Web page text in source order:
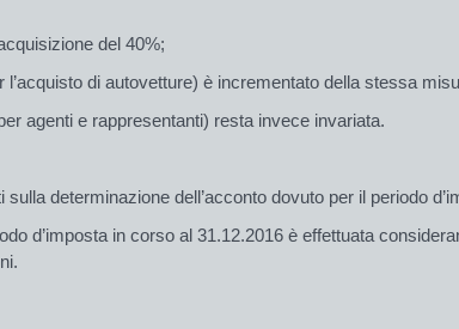
del 40%;
di au­tovetture) è incrementato della stessa
agenti e rappresentanti) resta invece invariata.
determinazione dell’acconto dovuto per il periodo
d’imposta in cor­so al 31.12.2016 è effettuata